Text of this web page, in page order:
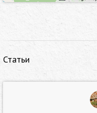
Статьи